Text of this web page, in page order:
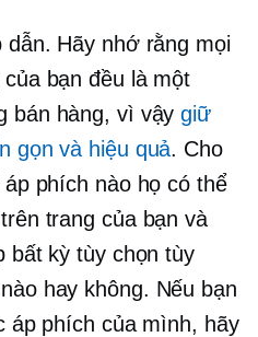
Hãy nhớ rằng mọi
bạn đều là một
bán hàng, vì vậygiữ
gọn và hiệu quả. Cho
áp phích nào họ có thể
trang của bạn và
bất kỳ tùy chọn tùy
hay không. Nếu bạn
áp phích của mình, hãy